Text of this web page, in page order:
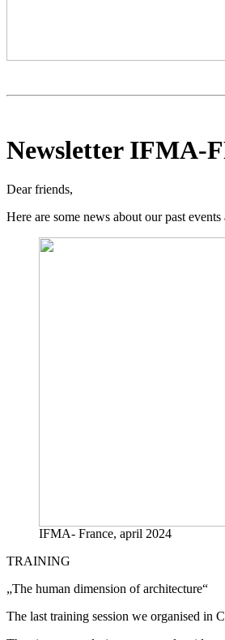
Newsletter IFMA-
Dear friends,
Here are some news about our past
IFMA- France, april 2024
TRAINING
„The human dimension of architecture“
The last training session we organised in